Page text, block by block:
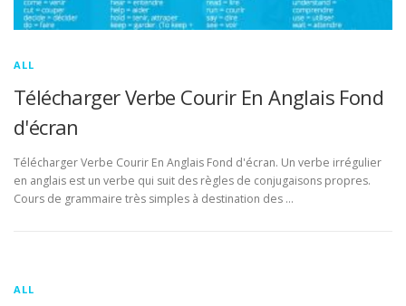
ALL
Télécharger Verbe Courir En Anglais Fond
d'écran
Télécharger Verbe Courir En Anglais Fond d'écran. Un verbe irrégulier
en anglais est un verbe qui suit des règles de conjugaisons propres.
Cours de grammaire très simples à destination des …
ALL